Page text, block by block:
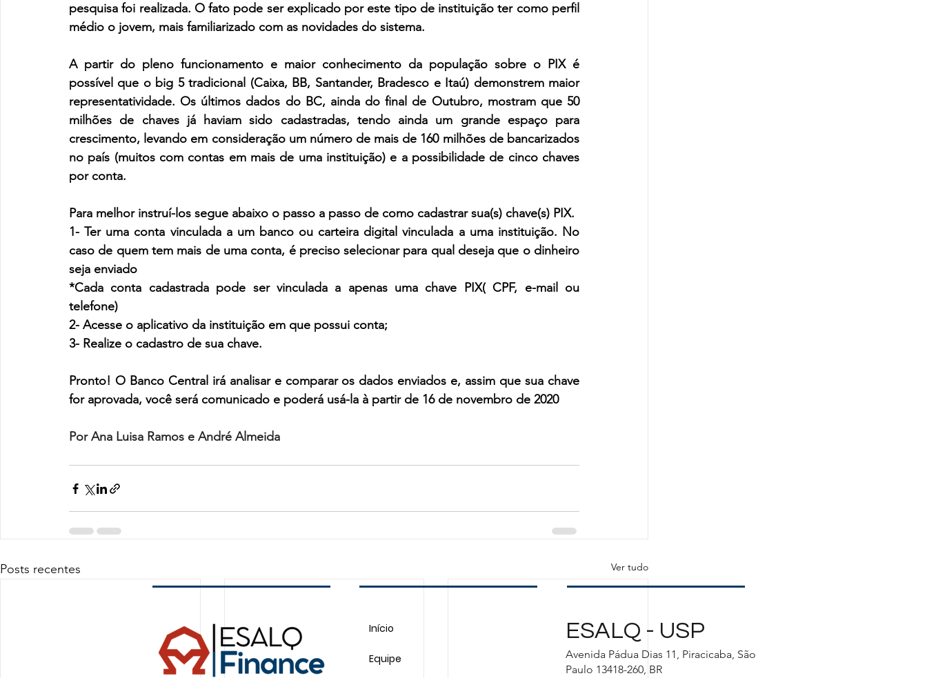
pesquisa foi realizada. O fato pode ser explicado por este tipo de instituição ter como perfil
médio o jovem, mais familiarizado com as novidades do sistema.
A partir do pleno funcionamento e maior conhecimento da população sobre o PIX é
possível que o big 5 tradicional (Caixa, BB, Santander, Bradesco e Itaú) demonstrem maior
representatividade. Os últimos dados do BC, ainda do final de Outubro, mostram que 50
milhões de chaves já haviam sido cadastradas, tendo ainda um grande espaço para
crescimento, levando em consideração um número de mais de 160 milhões de bancarizados
no país (muitos com contas em mais de uma instituição) e a possibilidade de cinco chaves
por conta.
Para melhor instruí-los segue abaixo o passo a passo de como cadastrar sua(s) chave(s) PIX.
1- Ter uma conta vinculada a um banco ou carteira digital vinculada a uma instituição. No
caso de quem tem mais de uma conta, é preciso selecionar para qual deseja que o dinheiro
seja enviado
*Cada conta cadastrada pode ser vinculada a apenas uma chave PIX( CPF, e-mail ou
telefone)
2- Acesse o aplicativo da instituição em que possui conta;
3- Realize o cadastro de sua chave.
Pronto! O Banco Central irá analisar e comparar os dados enviados e, assim que sua chave
for aprovada, você será comunicado e poderá usá-la à partir de 16 de novembro de 2020
Por Ana Luisa Ramos e André Almeida
Posts recentes Ver tudo
Início
Equipe
ESALQ - USP
Avenida Pádua Dias 11, Piracicaba, São
Paulo 13418-260, BR